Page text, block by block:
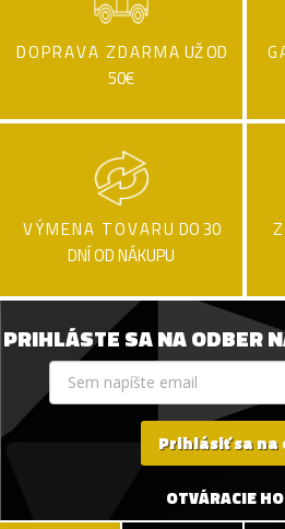
DOPRAVA ZDARMA UŽ OD
50€
VÝMENA TOVARU DO 30
DNÍ OD NÁKUPU
PRIHLÁSTE SA NA ODBER
Prihlásiť sa na
OTVÁRACIE